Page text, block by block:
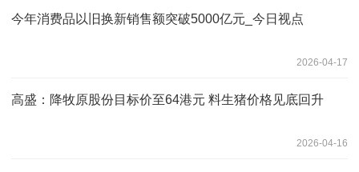
今年消费品以旧换新销售额突破5000亿元_今日视点
2026-04-17
高盛：降牧原股份目标价至64港元 料生猪价格见底回升
2026-04-16